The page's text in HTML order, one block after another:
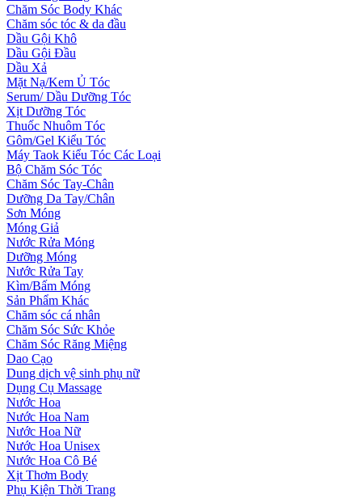
Chăm Sóc Body Khác
Chăm sóc tóc & da đầu
Dầu Gội Khô
Dầu Gội Đầu
Dầu Xả
Mặt Nạ/Kem Ủ Tóc
Serum/ Dầu Dưỡng Tóc
Xịt Dưỡng Tóc
Thuốc Nhuôm Tóc
Gôm/Gel Kiểu Tóc
Máy Taok Kiểu Tóc Các Loại
Bộ Chăm Sóc Tóc
Chăm Sóc Tay-Chân
Dưỡng Da Tay/Chân
Sơn Móng
Móng Giả
Nước Rửa Móng
Dưỡng Móng
Nước Rửa Tay
Kìm/Bấm Móng
Sản Phẩm Khác
Chăm sóc cá nhân
Chăm Sóc Sức Khỏe
Chăm Sóc Răng Miệng
Dao Cạo
Dung dịch vệ sinh phụ nữ
Dụng Cụ Massage
Nước Hoa
Nước Hoa Nam
Nước Hoa Nữ
Nước Hoa Unisex
Nước Hoa Cô Bé
Xịt Thơm Body
Phụ Kiện Thời Trang